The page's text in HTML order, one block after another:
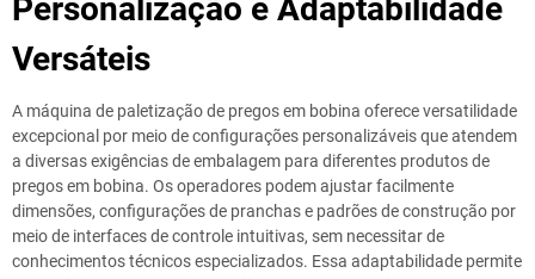
Personalização e Adaptabilidade
Versáteis
A máquina de paletização de pregos em bobina oferece versatilidade
excepcional por meio de configurações personalizáveis que atendem
a diversas exigências de embalagem para diferentes produtos de
pregos em bobina. Os operadores podem ajustar facilmente
dimensões, configurações de pranchas e padrões de construção por
meio de interfaces de controle intuitivas, sem necessitar de
conhecimentos técnicos especializados. Essa adaptabilidade permite